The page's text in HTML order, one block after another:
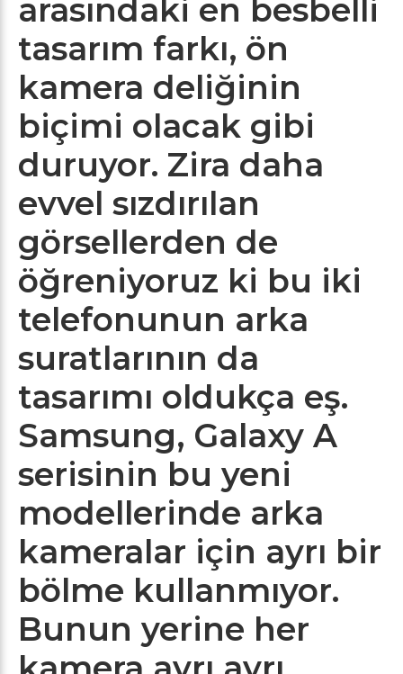
arasındaki en besbelli
tasarım farkı, ön
kamera deliğinin
biçimi olacak gibi
duruyor. Zira daha
evvel sızdırılan
görsellerden de
öğreniyoruz ki bu iki
telefonunun arka
suratlarının da
tasarımı oldukça eş.
Samsung, Galaxy A
serisinin bu yeni
modellerinde arka
kameralar için ayrı bir
bölme kullanmıyor.
Bunun yerine her